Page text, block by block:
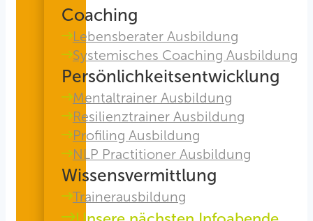
Coaching
Lebensberater Ausbildung
Systemisches Coaching Ausbildung
Persönlichkeitsentwicklung
Mentaltrainer Ausbildung
Resilienztrainer Ausbildung
Profiling Ausbildung
NLP Practitioner Ausbildung
Wissensvermittlung
Trainerausbildung